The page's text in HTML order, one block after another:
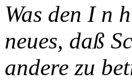
Was den I n
neues, daß
andere zu